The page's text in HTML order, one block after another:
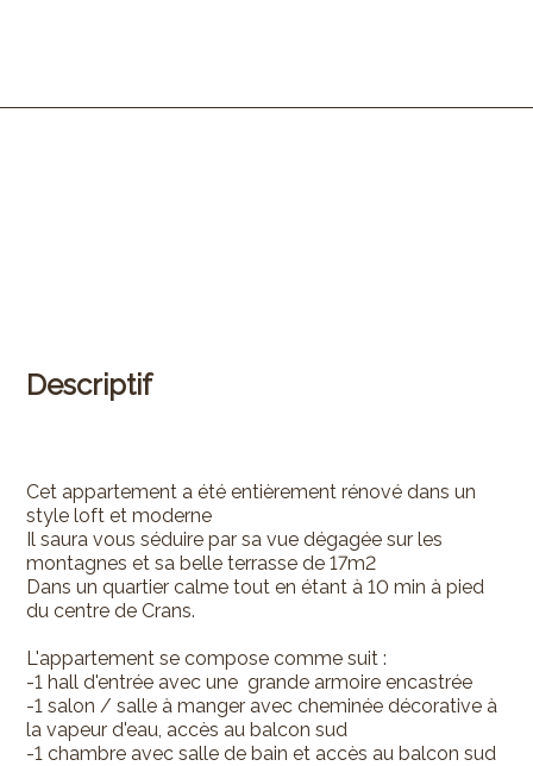
Descriptif
Cet appartement a été entièrement rénové dans un
style loft et moderne
Il saura vous séduire par sa vue dégagée sur les
montagnes et sa belle terrasse de 17m2
Dans un quartier calme tout en étant à 10 min à pied
du centre de Crans.
L'appartement se compose comme suit :
-1 hall d'entrée avec une grande armoire encastrée
-1 salon / salle à manger avec cheminée décorative à
la vapeur d'eau, accès au balcon sud
-1 chambre avec salle de bain et accès au balcon sud